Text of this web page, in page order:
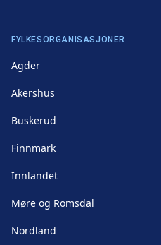
FYLKESORGANISASJONER
Agder
Akershus
Buskerud
Finnmark
Innlandet
Møre og Romsdal
Nordland